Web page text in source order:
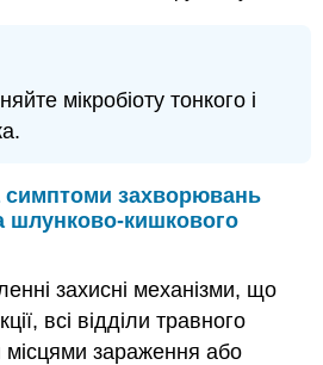
мікробіоту тонкого і
симптоми захворювань
шлунково-кишкового
захисні механізми, що
всі відділи травного
місцями зараження або